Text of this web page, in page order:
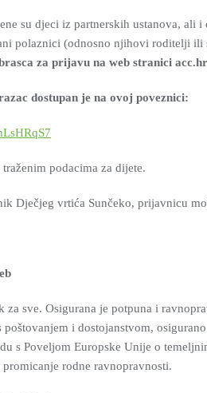
su djeci iz partnerskih ustanova, ali
polaznici (odnosno njihovi roditelji
za prijavu na web stranici acc.hr
dostupan je na ovoj poveznici:
podacima za dijete.
Dječjeg vrtića Sunčeko, prijavnicu
za sve. Osigurana je potpuna i
i dostojanstvom,
s Poveljom Europske Unije o
rodne ravnopravnosti.